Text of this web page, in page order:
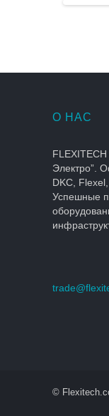
О НАС
Электро”.
DKC,
Успешные
©